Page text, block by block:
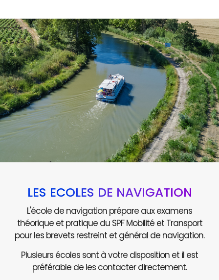
LES ÉCOLES DE NAVIGATION
L'école de navigation prépare aux examens
théorique et pratique du SPF Mobilité et Transport
pour les brevets restreint et général de navigation.
Plusieurs écoles sont à votre disposition et il est
préférable de les contacter directement.